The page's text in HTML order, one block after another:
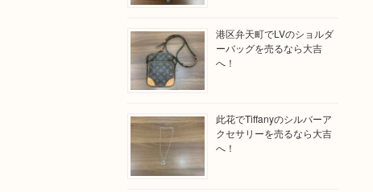
港区弁天町でLVのショルダ
ーバッグを売るなら大吉
へ！
此花でTiffanyのシルバーア
クセサリーを売るなら大吉
へ！